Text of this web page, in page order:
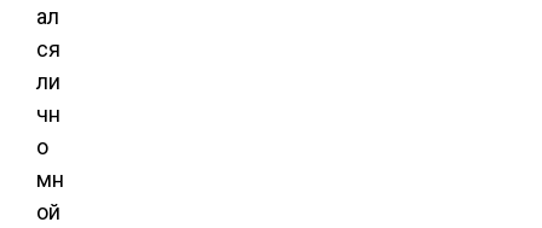
ал
ся
ли
чн
о
мн
ой